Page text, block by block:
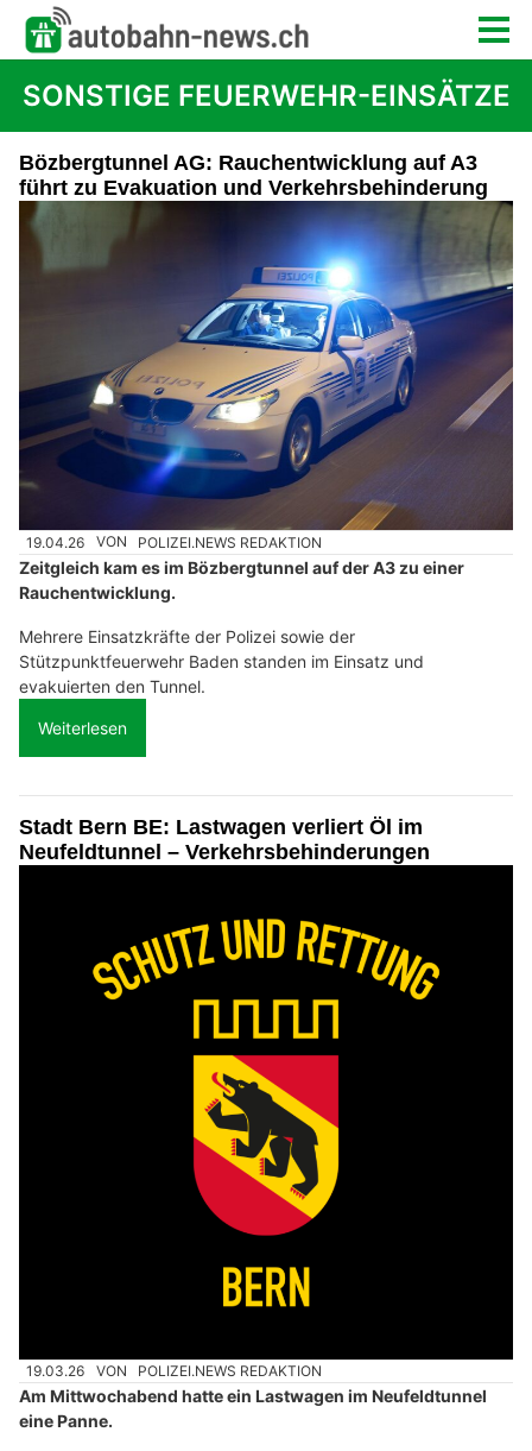
SONSTIGE FEUERWEHR-EINSÄTZE
Bözbergtunnel AG: Rauchentwicklung auf A3
führt zu Evakuation und Verkehrsbehinderung
19.04.26 VON POLIZEI.NEWS REDAKTION
Zeitgleich kam es im Bözbergtunnel auf der A3 zu einer
Rauchentwicklung.
Mehrere Einsatzkräfte der Polizei sowie der
Stützpunktfeuerwehr Baden standen im Einsatz und
evakuierten den Tunnel.
Weiterlesen
Stadt Bern BE: Lastwagen verliert Öl im
Neufeldtunnel – Verkehrsbehinderungen
19.03.26 VON POLIZEI.NEWS REDAKTION
Am Mittwochabend hatte ein Lastwagen im Neufeldtunnel
eine Panne.